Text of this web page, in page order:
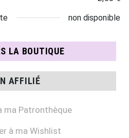
non disponible
LA BOUTIQUE
AFFILIÉ
ma Patronthèque
à ma Wishlist